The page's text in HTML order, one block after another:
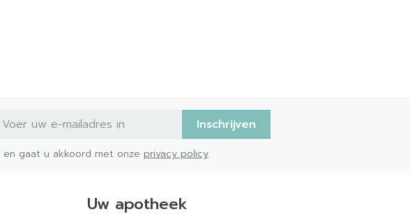
mail adres Inschrijven
gaat u akkoord met onze privacy policy.
Uw apotheek